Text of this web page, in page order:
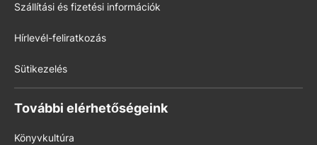
Szállítási és fizetési információk
Hírlevél-feliratkozás
Sütikezelés
További elérhetőségeink
Könyvkultúra